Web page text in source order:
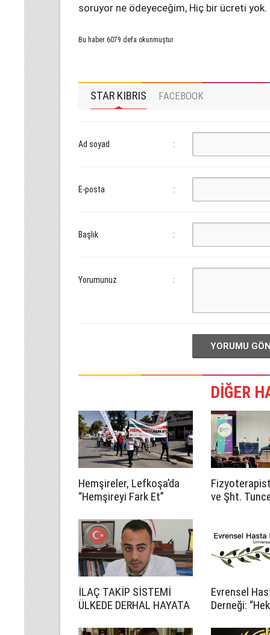
soruyor ne ödeyeceğim, Hiç bir ücreti
Bu haber 6079 defa okunmuştur
STAR KIBRIS FACEBOOK
Ad soyad :
E-posta :
Başlık :
Yorumunuz :
YORUMU
DİĞER
Hemşireler, Lefkoşa’da
“Hemşireyi Fark Et”
ve Şht.
İLAÇ TAKİP SİSTEMİ
ÜLKEDE DERHAL HAYATA
Evrensel
Derneği:
için gerekli